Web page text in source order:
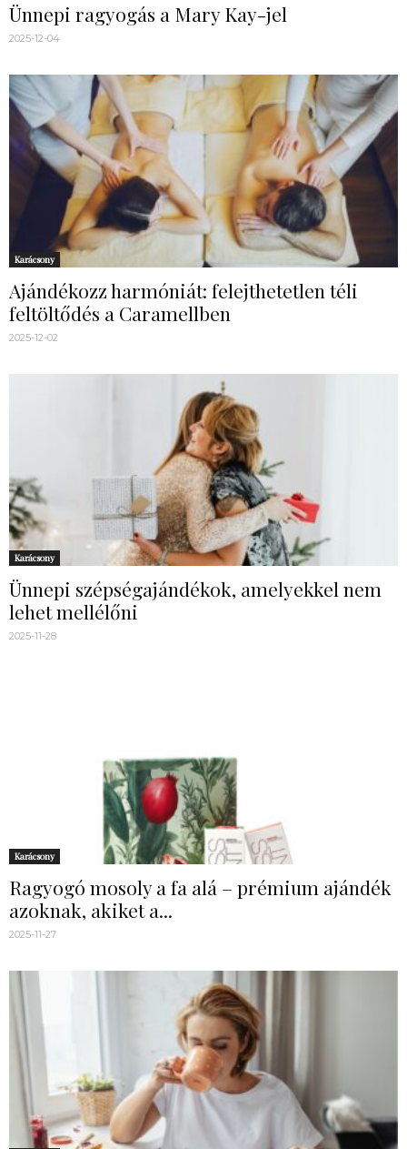
Ünnepi ragyogás a Mary Kay-jel
2025-12-04
Karácsony
Ajándékozz harmóniát: felejthetetlen téli
feltöltődés a Caramellben
2025-12-02
Karácsony
Ünnepi szépségajándékok, amelyekkel nem
lehet mellélőni
2025-11-28
Karácsony
Ragyogó mosoly a fa alá – prémium ajándék
azoknak, akiket a...
2025-11-27